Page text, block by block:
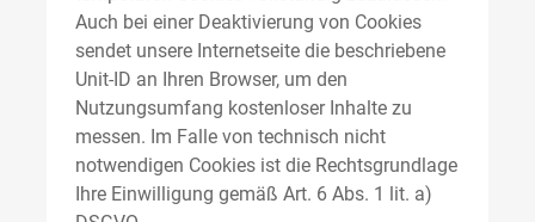
Auch bei einer Deaktivierung von Cookies
sendet unsere Internetseite die beschriebene
Unit-ID an Ihren Browser, um den
Nutzungsumfang kostenloser Inhalte zu
messen. Im Falle von technisch nicht
notwendigen Cookies ist die Rechtsgrundlage
Ihre Einwilligung gemäß Art. 6 Abs. 1 lit. a)